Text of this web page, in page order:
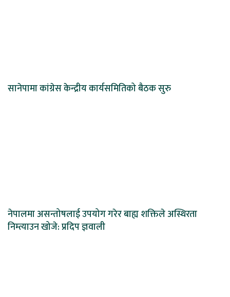
सानेपामा कांग्रेस केन्द्रीय कार्यसमितिको बैठक सुरु
नेपालमा असन्तोषलाई उपयोग गरेर बाह्य शक्तिले अस्थिरता
निम्त्याउन खोजे: प्रदिप ज्ञवाली